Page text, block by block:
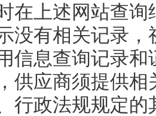
在上述网站查
没有相关记录
信息查询记录
供应商须提供
行政法规规定